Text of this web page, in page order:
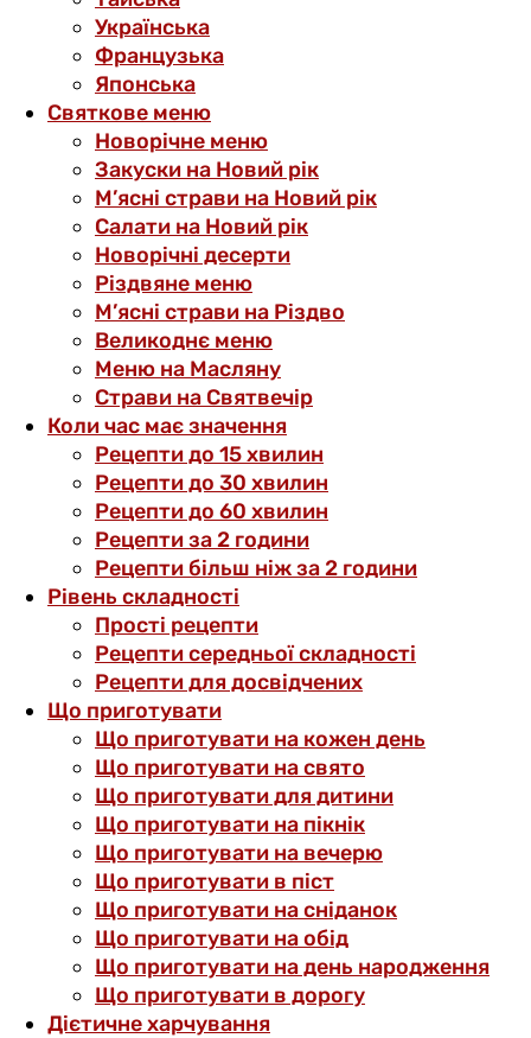
Українська
Французька
Японська
Святкове меню
Новорічне меню
Закуски на Новий рік
М’ясні страви на Новий рік
Салати на Новий рік
Новорічні десерти
Різдвяне меню
М’ясні страви на Різдво
Великоднє меню
Меню на Масляну
Страви на Святвечір
Коли час має значення
Рецепти до 15 хвилин
Рецепти до 30 хвилин
Рецепти до 60 хвилин
Рецепти за 2 години
Рецепти більш ніж за 2 години
Рівень складності
Прості рецепти
Рецепти середньої складності
Рецепти для досвідчених
Що приготувати
Що приготувати на кожен день
Що приготувати на свято
Що приготувати для дитини
Що приготувати на пікнік
Що приготувати на вечерю
Що приготувати в піст
Що приготувати на сніданок
Що приготувати на обід
Що приготувати на день народження
Що приготувати в дорогу
Дієтичне харчування